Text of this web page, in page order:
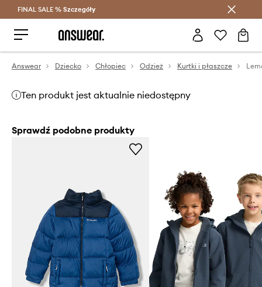
Oszczędzaj z Answear Club >
FINAL SALE % Szczegóły
Answear Dziecko Chłopiec Odzież Kurtki i płaszcze
Ten produkt jest aktualnie niedostępny
Sprawdź podobne produkty